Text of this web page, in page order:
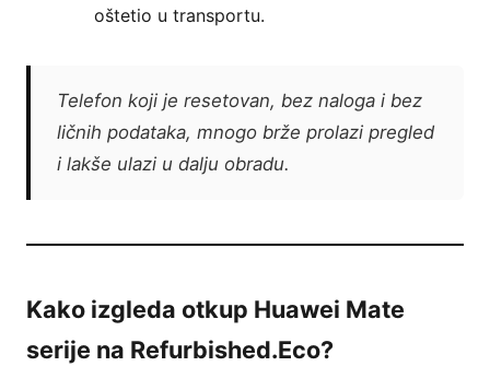
oštetio u transportu.
Telefon koji je resetovan, bez naloga i bez
ličnih podataka, mnogo brže prolazi pregled
i lakše ulazi u dalju obradu.
Kako izgleda otkup Huawei Mate
serije na Refurbished.Eco?